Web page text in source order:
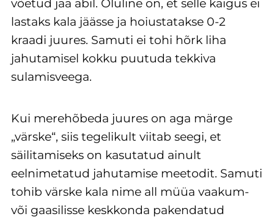
võetud jää abil. Oluline on, et selle käigus ei
lastaks kala jäässe ja hoiustatakse 0-2
kraadi juures. Samuti ei tohi hõrk liha
jahutamisel kokku puutuda tekkiva
sulamisveega.
Kui merehõbeda juures on aga märge
„värske“, siis tegelikult viitab seegi, et
säilitamiseks on kasutatud ainult
eelnimetatud jahutamise meetodit. Samuti
tohib värske kala nime all müüa vaakum-
või gaasilisse keskkonda pakendatud